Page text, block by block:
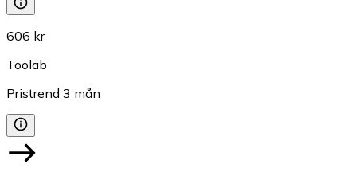
606 kr
Toolab
Pristrend 3 mån